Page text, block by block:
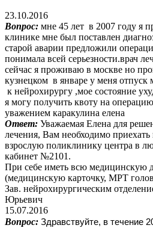
23.10.2016
Вопрос: мне 45 лет в 2007 году я
клинике мне был поставлен
старой аварии предложили
понимала всей серьезности.врач
сейчас я проживаю в москве но
кузнецком в январе у меня отпуск
к нейрохирургу ,мое состояние
я могу получить квоту на
уважением каракулина елена
Ответ: Уважаемая Елена для
лечения, Вам необходимо
взрослую поликлинику центра в
кабинет №2101.
При себе иметь всю медицинскую
(медицинскую карточку, МРТ
Зав. нейрохирургическим
Юрьевич
15.07.2016
Вопрос: Здравствуйте, в течение